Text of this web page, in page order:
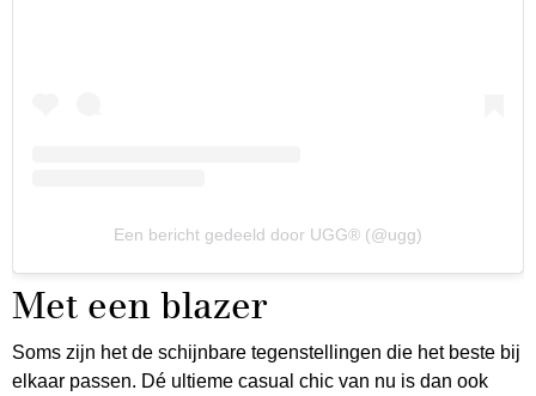
Een bericht gedeeld door UGG® (@ugg)
Met een blazer
Soms zijn het de schijnbare tegenstellingen die het beste bij
elkaar passen. Dé ultieme casual chic van nu is dan ook